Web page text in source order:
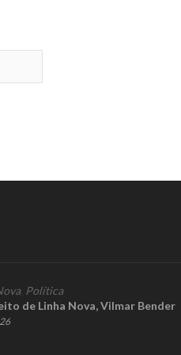
, Política
de Linha Nova, Vilmar Bender